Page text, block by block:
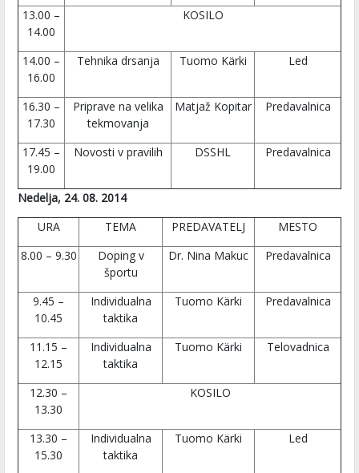
13.00 –
14.00
KOSILO
14.00 –
16.00
Tehnika drsanja Tuomo Kärki Led
16.30 –
17.30
Priprave na velika
tekmovanja
Matjaž Kopitar Predavalnica
17.45 –
19.00
Novosti v pravilih DSSHL Predavalnica
Nedelja, 24. 08. 2014
URA
TEMA PREDAVATELJ
MESTO
8.00 – 9.30
Doping v
športu
Dr. Nina Makuc Predavalnica
9.45 –
10.45
Individualna
taktika
Tuomo Kärki Predavalnica
11.15 –
12.15
Individualna
taktika
Tuomo Kärki Telovadnica
12.30 –
13.30
KOSILO
13.30 –
15.30
Individualna
taktika
Tuomo Kärki Led